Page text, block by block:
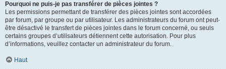
Pourquoi ne puis-je pas transférer de pièces jointes ?
Les permissions permettant de transférer des pièces jointes sont accordées
par forum, par groupe ou par utilisateur. Les administrateurs du forum ont peut-
être désactivé le transfert de pièces jointes dans le forum concerné, ou seuls
certains groupes d’utilisateurs détiennent cette autorisation. Pour plus
d’informations, veuillez contacter un administrateur du forum.
Haut